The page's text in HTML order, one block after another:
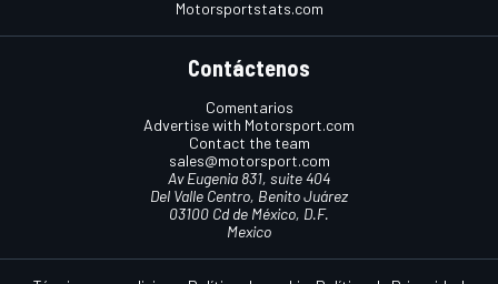
Motorsportstats.com
Contáctenos
Comentarios
Advertise with Motorsport.com
Contact the team
sales@motorsport.com
Av Eugenia 831, suite 404
Del Valle Centro, Benito Juárez
03100 Cd de México, D.F.
Mexico